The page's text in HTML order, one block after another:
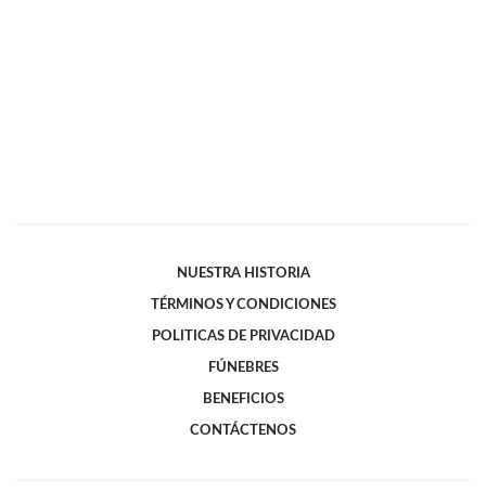
NUESTRA HISTORIA
TÉRMINOS Y CONDICIONES
POLITICAS DE PRIVACIDAD
FÚNEBRES
BENEFICIOS
CONTÁCTENOS